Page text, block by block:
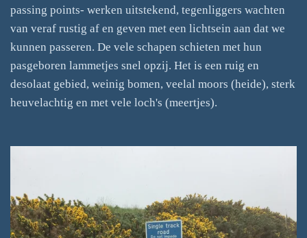
passing points- werken uitstekend, tegenliggers wachten
van veraf rustig af en geven met een lichtsein aan dat we
kunnen passeren. De vele schapen schieten met hun
pasgeboren lammetjes snel opzij. Het is een ruig en
desolaat gebied, weinig bomen, veelal moors (heide), sterk
heuvelachtig en met vele loch's (meertjes).